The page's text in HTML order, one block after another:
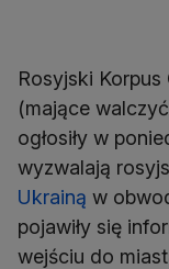
Rosyjski
(mające
ogłosiły w
wyzwalają
Ukrainą w
pojawiły się
wejściu do